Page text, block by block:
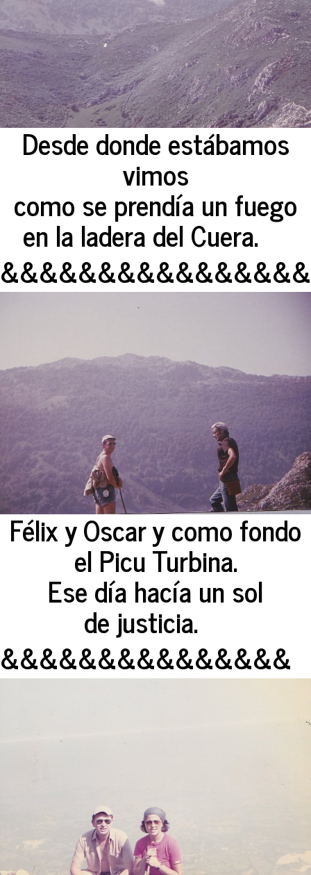
Desde donde estábamos
vimos
como se prendía un fuego
en la ladera del Cuera.
&&&&&&&&&&&&&&&&
Félix y Oscar y como fondo
el Picu Turbina.
Ese día hacía un sol
de justicia.
&&&&&&&&&&&&&&&